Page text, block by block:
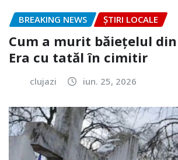
BREAKING NEWS ȘTIRI LOCALE
Cum a murit băiețelul
Era cu tatăl în cimitir
clujazi iun. 25, 2026